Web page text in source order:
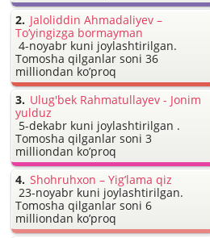
Jaloliddin Ahmadaliyev –
To’yingizga bormayman
4-noyabr kuni joylashtirilgan.
Tomosha qilganlar soni 36
milliondan ko’proq
Ulug'bek Rahmatullayev - Jonim
yulduz
5-dekabr kuni joylashtirilgan .
Tomosha qilganlar soni 3
milliondan ko’proq
Shohruhxon – Yig’lama qiz
23-noyabr kuni joylashtirilgan.
Tomosha qilganlar soni 6
milliondan ko’proq